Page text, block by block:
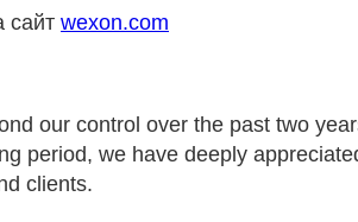
сайт wexon.com
our control over the past two
period, we have deeply
clients.